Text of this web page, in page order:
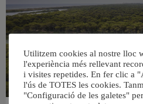
Utilitzem cookies al nostre lloc
l'experiència més rellevant
i visites repetides. En fer clic a
l'ús de TOTES les cookies.
"Configuració de les galetes"